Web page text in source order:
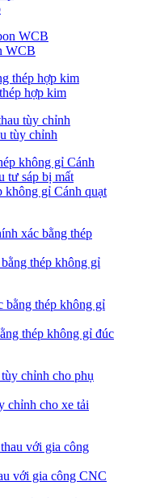
WCB
hợp kim
tùy chỉnh
không gỉ Cánh quạt
thép không gỉ
thép không gỉ đúc
chỉnh cho xe tải
với gia công CNC